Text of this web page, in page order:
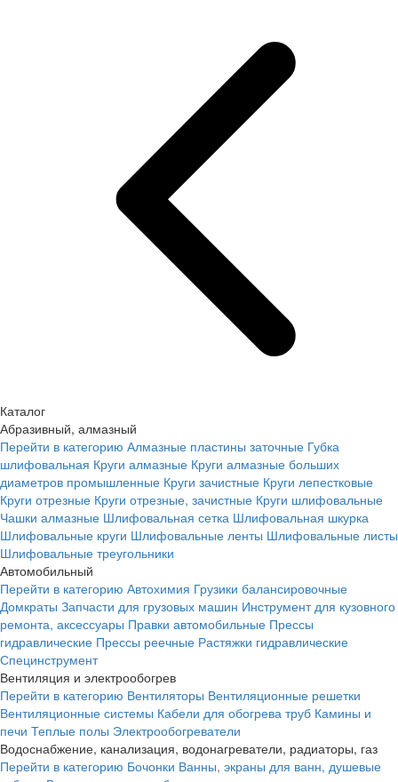
Каталог
Абразивный, алмазный
Перейти в категорию Алмазные пластины заточные Губка
шлифовальная Круги алмазные Круги алмазные больших
диаметров промышленные Круги зачистные Круги лепестковые
Круги отрезные Круги отрезные, зачистные Круги шлифовальные
Чашки алмазные Шлифовальная сетка Шлифовальная шкурка
Шлифовальные круги Шлифовальные ленты Шлифовальные листы
Шлифовальные треугольники
Автомобильный
Перейти в категорию Автохимия Грузики балансировочные
Домкраты Запчасти для грузовых машин Инструмент для кузовного
ремонта, аксессуары Правки автомобильные Прессы
гидравлические Прессы реечные Растяжки гидравлические
Специнструмент
Вентиляция и электрообогрев
Перейти в категорию Вентиляторы Вентиляционные решетки
Вентиляционные системы Кабели для обогрева труб Камины и
печи Теплые полы Электрообогреватели
Водоснабжение, канализация, водонагреватели, радиаторы, газ
Перейти в категорию Бочонки Ванны, экраны для ванн, душевые